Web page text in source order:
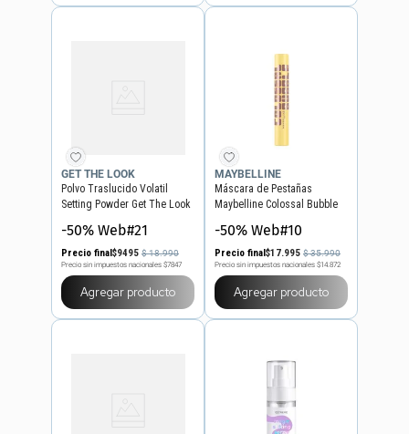
GET THE LOOK
Polvo Traslucido Volatil
Setting Powder Get The Look
-50% Web#21
Precio final$9495 $18.990
Precio sin impuestos nacionales $7847
Agregar producto
MAYBELLINE
Máscara de Pestañas
Maybelline Colossal Bubble
-50% Web#10
Precio final$17.995 $35.990
Precio sin impuestos nacionales $14.872
Agregar producto